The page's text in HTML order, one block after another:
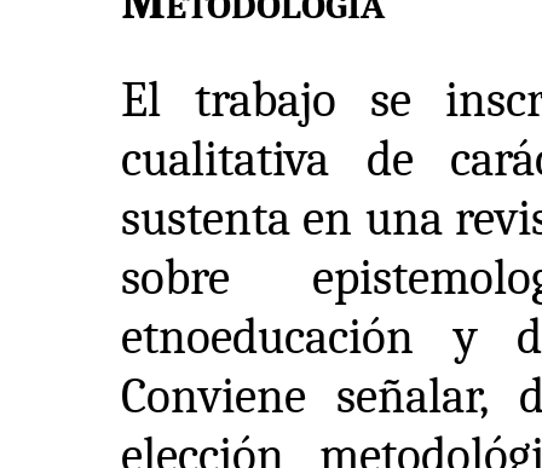
El trabajo se
cualitativa de
sustenta en una
sobre
etnoeducación y
Conviene señalar,
elección